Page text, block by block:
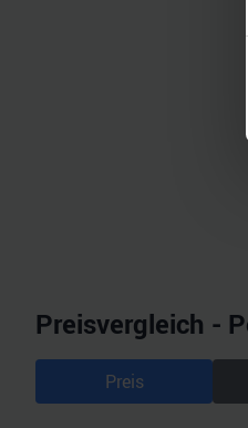
Preisvergleich -
Preis